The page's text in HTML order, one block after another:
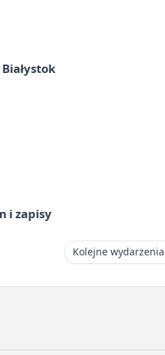
Białystok
i zapisy
Kolejne wydarzenia